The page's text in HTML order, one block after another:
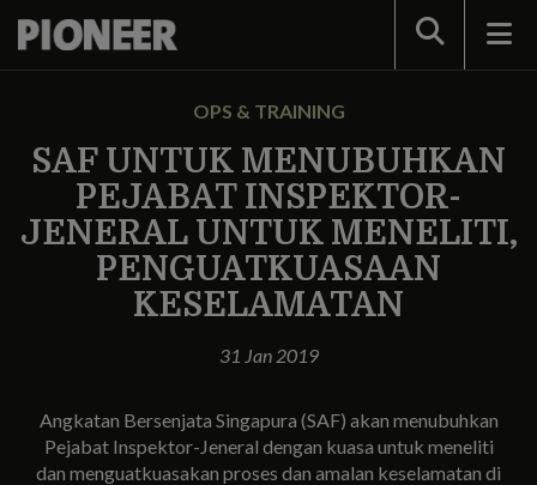
Search
OPS & TRAINING
SAF UNTUK MENUBUHKAN
PEJABAT INSPEKTOR-
JENERAL UNTUK MENELITI,
PENGUATKUASAAN
KESELAMATAN
31 Jan 2019
Angkatan Bersenjata Singapura (SAF) akan menubuhkan
Pejabat Inspektor-Jeneral dengan kuasa untuk meneliti
dan menguatkuasakan proses dan amalan keselamatan di